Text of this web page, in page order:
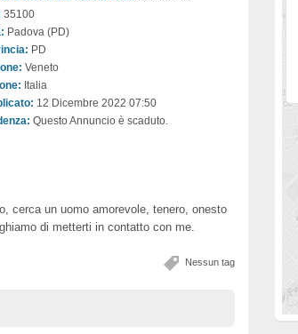
35100
Padova (PD)
PD
Veneto
Italia
12 Dicembre 2022 07:50
Questo Annuncio è scaduto.
cerca un uomo amorevole, tenero, onesto
di metterti in contatto con me.
Nessun tag